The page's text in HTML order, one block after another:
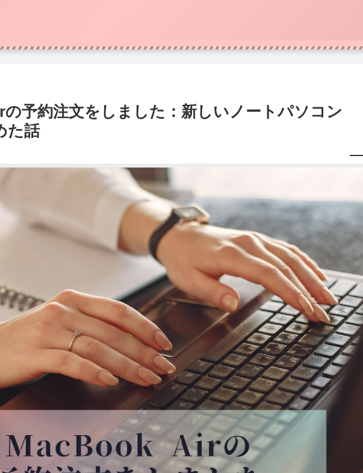
予約注文をしました：新しいノートパソコン
た話